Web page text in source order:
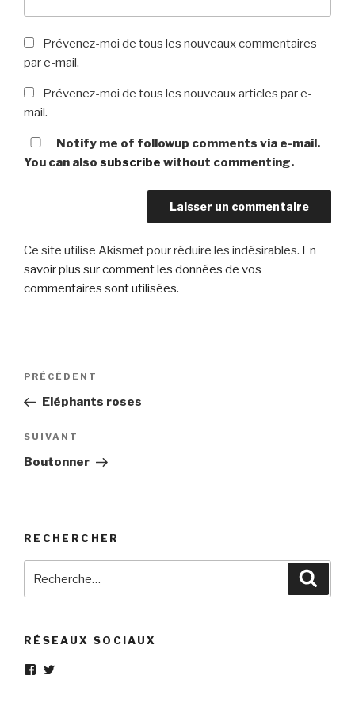
Prévenez-moi de tous les nouveaux commentaires
par e-mail.
Prévenez-moi de tous les nouveaux articles par e-
mail.
Notify me of followup comments via e-mail.
You can also subscribe without commenting.
Ce site utilise Akismet pour réduire les indésirables. En
savoir plus sur comment les données de vos
commentaires sont utilisées.
Navigation
l’article
Article
précédent
PRÉCÉDENT
Eléphants roses
Article
suivant
SUIVANT
Boutonner
RECHERCHER
RÉSEAUX SOCIAUX
VoirVoir